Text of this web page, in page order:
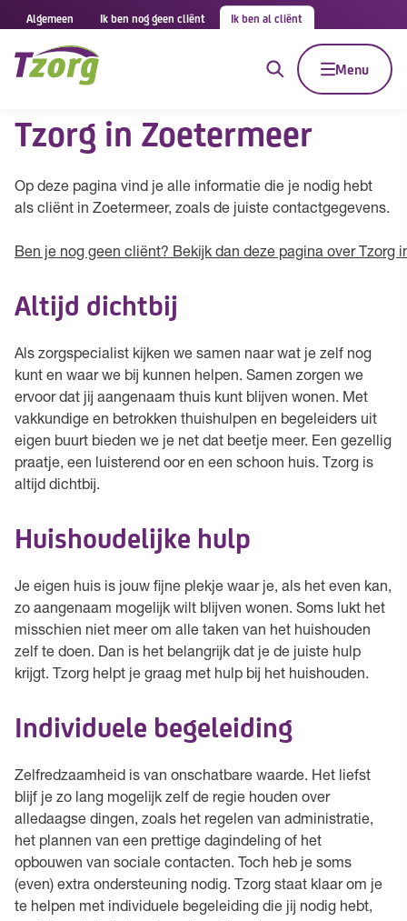
Algemeen Ik ben nog geen cliënt Ik ben al cliënt
Menu
Tzorg in Zoetermeer
Op deze pagina vind je alle informatie die je nodig hebt
als cliënt in Zoetermeer, zoals de juiste contactgegevens.
Ben je nog geen cliënt? Bekijk dan deze pagina over Tzorg
Altijd dichtbij
Als zorgspecialist kijken we samen naar wat je zelf nog
kunt en waar we bij kunnen helpen. Samen zorgen we
ervoor dat jij aangenaam thuis kunt blijven wonen. Met
vakkundige en betrokken thuishulpen en begeleiders uit
eigen buurt bieden we je net dat beetje meer. Een gezellig
praatje, een luisterend oor en een schoon huis. Tzorg is
altijd dichtbij.
Huishoudelijke hulp
Je eigen huis is jouw fijne plekje waar je, als het even kan,
zo aangenaam mogelijk wilt blijven wonen. Soms lukt het
misschien niet meer om alle taken van het huishouden
zelf te doen. Dan is het belangrijk dat je de juiste hulp
krijgt. Tzorg helpt je graag met hulp bij het huishouden.
Individuele begeleiding
Zelfredzaamheid is van onschatbare waarde. Het liefst
blijf je zo lang mogelijk zelf de regie houden over
alledaagse dingen, zoals het regelen van administratie,
het plannen van een prettige dagindeling of het
opbouwen van sociale contacten. Toch heb je soms
(even) extra ondersteuning nodig. Tzorg staat klaar om je
te helpen met individuele begeleiding die jij nodig hebt,